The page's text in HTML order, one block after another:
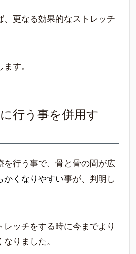
、更なる効果的なストレッチ
す。
行う事を併用す
を行う事で、骨と骨の間が広
かくなりやすい事が、判明し
ッチをする時に今までより
りました。